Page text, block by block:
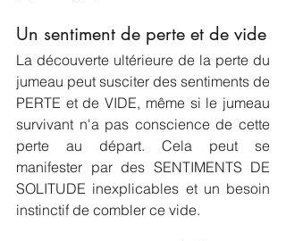
Un sentiment de perte et de vide
La découverte ultérieure de la perte du
jumeau peut susciter des sentiments de
PERTE et de VIDE, même si le jumeau
survivant n'a pas conscience de cette
perte au départ. Cela peut se
manifester par des SENTIMENTS DE
SOLITUDE inexplicables et un besoin
instinctif de combler ce vide.